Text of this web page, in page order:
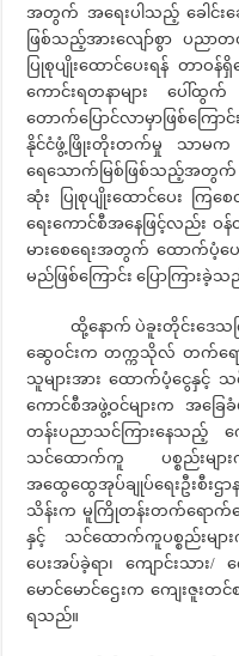
အတွက် အရေးပါသည့် ခေါင်းဆေ
ဖြစ်သည့်အားလျော်စွာ ပညာ
ပြုစုပျိုးထောင်ပေးရန် တာဝန်
ကောင်းရတနာများ ပေါ်
တောက်ပြောင်လာမှာဖြစ်ကြော
နိုင်ငံဖွံ့ဖြိုးတိုးတက်မှု သာ
ရေသောက်မြစ်ဖြစ်သည့်အတွက်
ဆုံး ပြုစုပျိုးထောင်ပေး ကြစ
ရေးကောင်စီအနေဖြင့်လည်း ဝန်
မားစေရေးအတွက် ထောက်ပံ့ပ
မည်ဖြစ်ကြောင်း ပြောကြားခဲ့သ
ထို့နောက် ပဲခူးတိုင်းဒေသကြီး
ဆွေဝင်းက တက္ကသိုလ် တက်ရော
သူများအား ထောက်ပံ့ငွေနှင့်
ကောင်စီအဖွဲ့ဝင်များက အခ
တန်းပညာသင်ကြားနေသည့် က
သင်ထောက်ကူ ပစ္စည်းများ
အထွေထွေအုပ်ချုပ်ရေးဦးစီးဌာ
သိန်းက မူကြိုတန်းတက်ရောက်န
နှင့် သင်ထောက်ကူပစ္စည်းမ
ပေးအပ်ခဲ့ရာ၊ ကျောင်းသား/
မောင်မောင်ဌေးက ကျေးဇူးတ
ရသည်။